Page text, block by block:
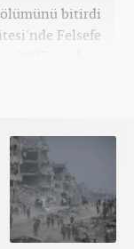
bitirdi
Felsefe
2023'ten beri